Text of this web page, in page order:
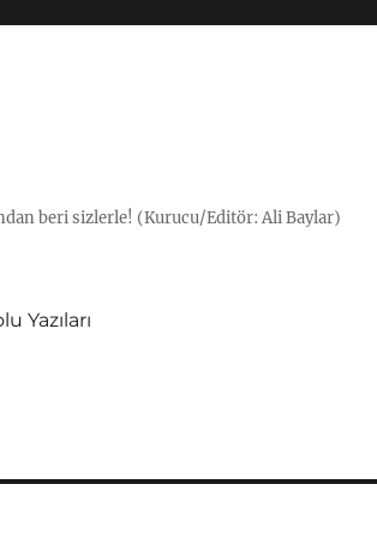
beri sizlerle! (Kurucu/Editör: Ali Baylar)
Yazıları